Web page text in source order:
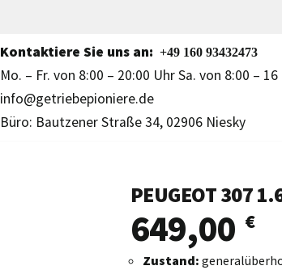
Kontaktiere Sie uns an: +49 160 93432473
Mo. – Fr. von 8:00 – 20:00 Uhr Sa. von 8:00 –
info@getriebepioniere.de
Büro: Bautzener Straße 34, 02906 Niesky
PEUGEOT 307
649,00 €
Zustand: